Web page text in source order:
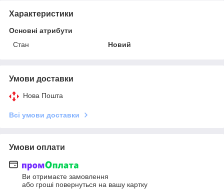
Характеристики
Основні атрибути
Стан
Новий
Умови доставки
Нова Пошта
Всі умови доставки
Умови оплати
Ви отримаєте замовлення
або гроші повернуться на вашу картку